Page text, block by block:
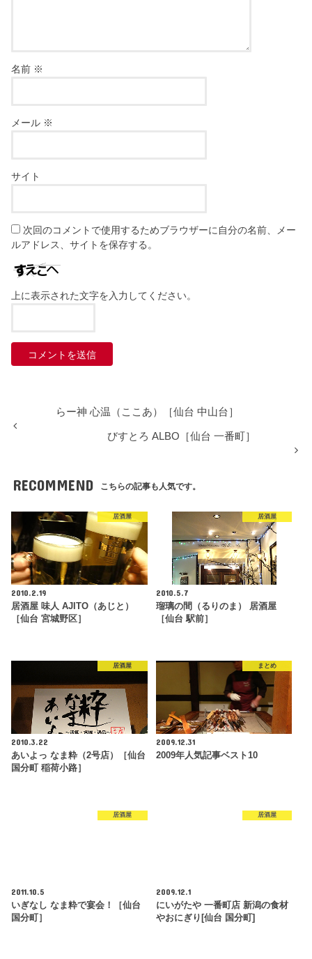
名前 ※
メール ※
サイト
次回のコメントで使用するためブラウザーに自分の名前、メー
ルアドレス、サイトを保存する。
上に表示された文字を入力してください。
らー神 心温（ここあ）［仙台 中山台］
びすとろ ALBO［仙台 一番町］
RECOMMEND こちらの記事も人気です。
居酒屋
2010.2.19
居酒屋 味人 AJITO（あじと）
［仙台 宮城野区］
居酒屋
2010.5.7
瑠璃の間（るりのま） 居酒屋
［仙台 駅前］
居酒屋
2010.3.22
あいよっ なま粋（2号店）［仙台
国分町 稲荷小路］
まとめ
2009.12.31
2009年人気記事ベスト10
居酒屋
2011.10.5
いぎなし なま粋で宴会！［仙台
国分町］
居酒屋
2009.12.1
にいがたや 一番町店 新潟の食材
やおにぎり[仙台 国分町]